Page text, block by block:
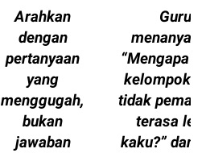
Arahkan
dengan
pertanyaan
yang
menggugah,
bukan
jawaban
Guru
“Mengapa
kelompok
tidak
terasa
kaku?” dan